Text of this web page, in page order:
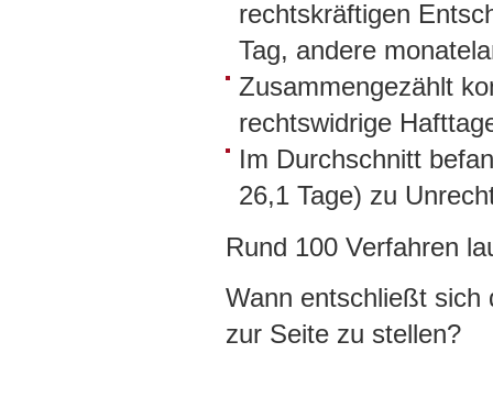
rechtskräftigen
Tag, andere
Zusammengezählt
rechtswidrige
Im Durchschnitt
26,1 Tage) zu
Rund 100 Verfahren
Wann entschließt sich
zur Seite zu stellen?